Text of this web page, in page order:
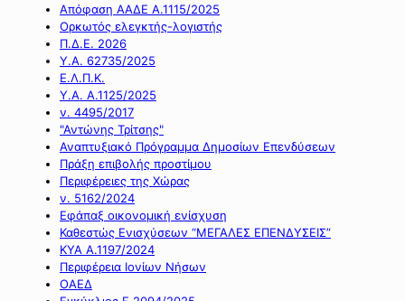
Απόφαση ΑΑΔΕ Α.1115/2025
Ορκωτός ελεγκτής-λογιστής
Π.Δ.Ε. 2026
Υ.Α. 62735/2025
Ε.Λ.Π.Κ.
Υ.Α. Α.1125/2025
ν. 4495/2017
"Αντώνης Τρίτσης"
Αναπτυξιακό Πρόγραμμα Δημοσίων Επενδύσεων
Πράξη επιβολής προστίμου
Περιφέρειες της Χώρας
ν. 5162/2024
Εφάπαξ οικονομική ενίσχυση
Καθεστώς Ενισχύσεων “ΜΕΓΑΛΕΣ ΕΠΕΝΔΥΣΕΙΣ”
ΚΥΑ Α.1197/2024
Περιφέρεια Ιονίων Νήσων
ΟΑΕΔ